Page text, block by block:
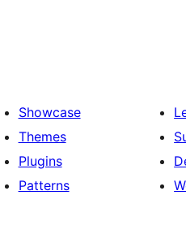
Showcase
Themes
Plugins
Patterns